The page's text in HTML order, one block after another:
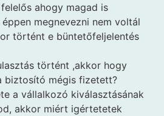
ahogy magad is
megnevezni nem voltál
történt e büntetőfeljelentés
történt ,akkor hogy
biztosító mégis fizetett?
a vállalkozó kiválasztásának
akkor miért igértetetek